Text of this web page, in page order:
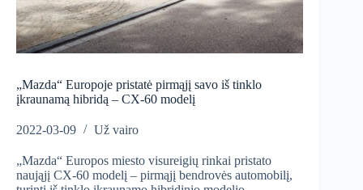
„Mazda“ Europoje pristatė pirmąjį savo iš tinklo
įkraunamą hibridą – CX-60 modelį
2022-03-09 Už vairo
„Mazda“ Europos miesto visureigių rinkai pristato
naująjį CX-60 modelį – pirmąjį bendrovės automobilį,